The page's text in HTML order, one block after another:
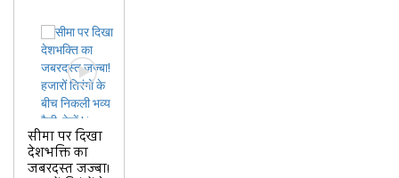
सीमा पर दिखा
देशभक्ति का
जबरदस्त जज्बा!